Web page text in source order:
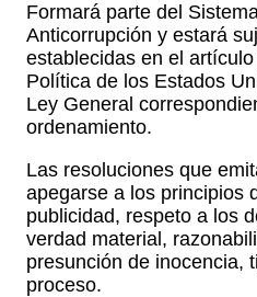
Formará parte del
Anticorrupción y estará
establecidas en el
Política de los Estados
Ley General
ordenamiento.
Las resoluciones que
apegarse a los principios
publicidad, respeto a los
verdad material,
presunción de inocencia,
proceso.